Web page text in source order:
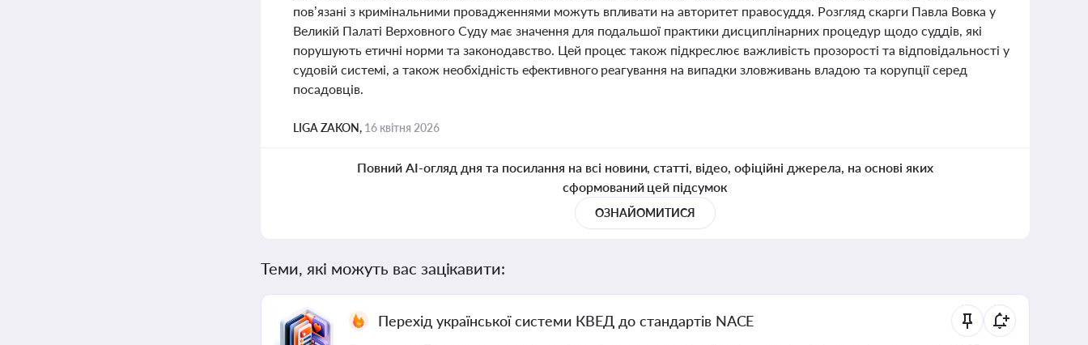
пов’язані з кримінальними провадженнями можуть впливати на авторитет правосуддя. Розгляд скарги Павла Вовка у
Великій Палаті Верховного Суду має значення для подальшої практики дисциплінарних процедур щодо суддів, які
порушують етичні норми та законодавство. Цей процес також підкреслює важливість прозорості та відповідальності у
судовій системі, а також необхідність ефективного реагування на випадки зловживань владою та корупції серед
посадовців.
LIGA ZAKON, 16 квітня 2026
Повний AI-огляд дня та посилання на всі новини, статті, відео, офіційні джерела, на основі яких
сформований цей підсумок
ОЗНАЙОМИТИСЯ
Теми, які можуть вас зацікавити:
Перехід української системи КВЕД до стандартів NACE